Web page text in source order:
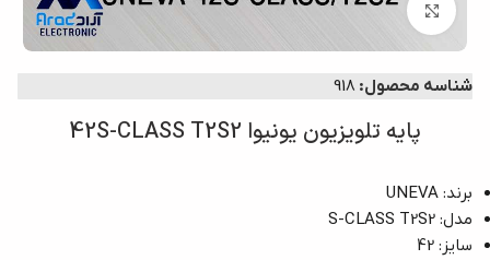
برای بزرگ‌نمایی کلیک کنید
شناسه محصول: 918
پایه تلویزیون یونیوا 42S-CLASS T2S2
برند: UNEVA
مدل: S-CLASS T2S2
سایز: 42